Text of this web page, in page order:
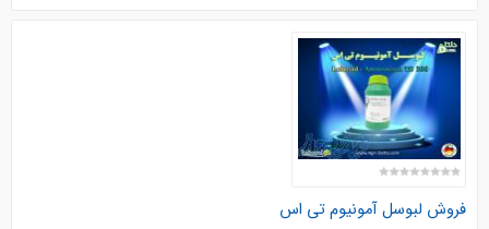
فروش لبوسلآمونیوم تی اس